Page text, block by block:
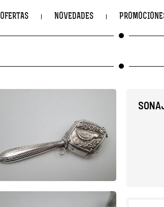
OFERTAS NOVEDADES